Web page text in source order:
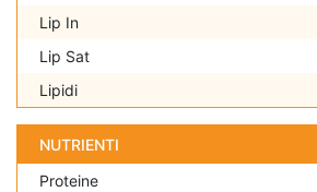
Lip In
Lip Sat
Lipidi
NUTRIENTI
Proteine